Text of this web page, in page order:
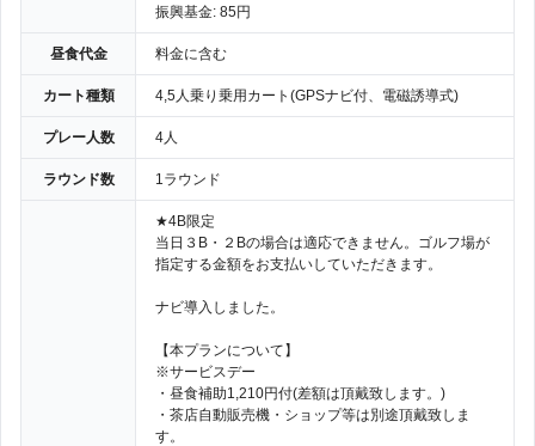
振興基金: 85円
昼食代金 料金に含む
カート種類 4,5人乗り乗用カート(GPSナビ付、電磁誘導式)
プレー人数 4人
ラウンド数 1ラウンド
★4B限定
当日３B・２Bの場合は適応できません。ゴルフ場が
指定する金額をお支払いしていただきます。
ナビ導入しました。
【本プランについて】
※サービスデー
・昼食補助1,210円付(差額は頂戴致します。)
・茶店自動販売機・ショップ等は別途頂戴致しま
す。